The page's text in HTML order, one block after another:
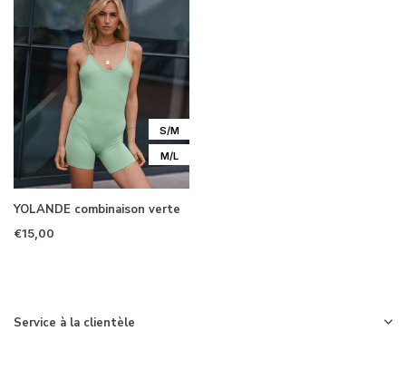
S/M
M/L
YOLANDE combinaison verte
€15,00
Service à la clientèle